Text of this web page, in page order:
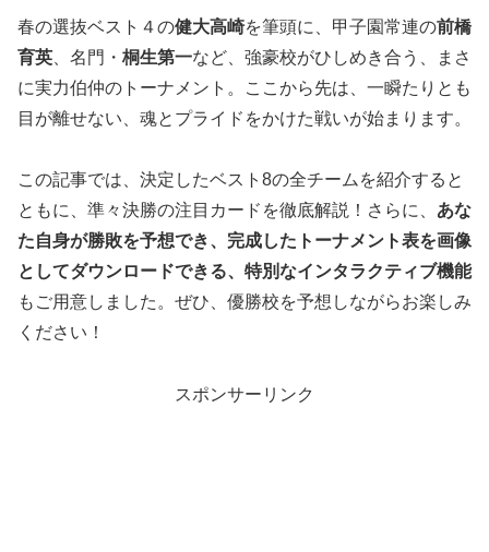
春の選抜ベスト４の健大高崎を筆頭に、甲子園常連の前橋
育英 、名門・ 桐生第一など、強豪校がひしめき合う、まさ
に実力伯仲のトーナメント。ここから先は、一瞬たりとも
目が離せない、魂とプライドをかけた戦いが始まります。
この記事では、決定したベスト8の全チームを紹介すると
ともに、準々決勝の注目カードを徹底解説！さらに、 あな
た自身が勝敗を予想でき、完成したトーナメント表を画像
としてダウンロードできる、特別なインタラクティブ機能
もご用意しました。ぜひ、優勝校を予想しながらお楽しみ
ください！
スポンサーリンク